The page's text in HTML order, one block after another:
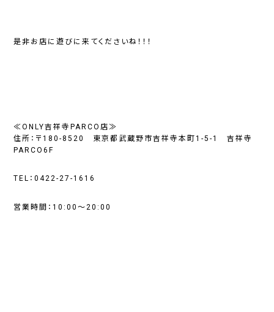
是非お店に遊びに来てくださいね！！！
≪ONLY吉祥寺PARCO店≫
住所：〒180-8520 東京都武蔵野市吉祥寺本町1-5-1 吉祥寺
PARCO6F
TEL：0422-27-1616
営業時間：10:00～20:00